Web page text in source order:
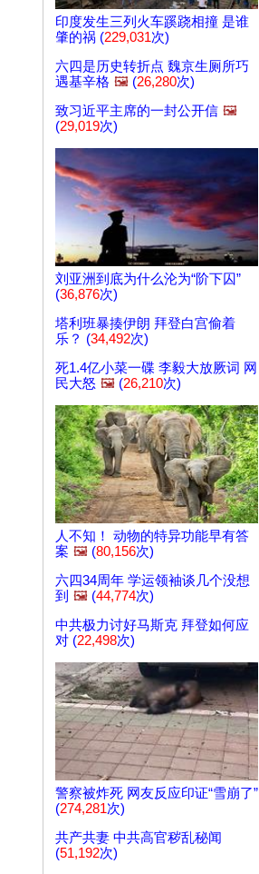
印度发生三列火车蹊跷相撞 是谁
肇的祸 (229,031次)
六四是历史转折点 魏京生厕所巧
遇基辛格 🖼️ (26,280次)
致习近平主席的一封公开信 🖼️
(29,019次)
刘亚洲到底为什么沦为“阶下囚”
(36,876次)
塔利班暴揍伊朗 拜登白宫偷着
乐？ (34,492次)
死1.4亿小菜一碟 李毅大放厥词 网
民大怒 🖼️ (26,210次)
人不知！ 动物的特异功能早有答
案 🖼️ (80,156次)
六四34周年 学运领袖谈几个没想
到 🖼️ (44,774次)
中共极力讨好马斯克 拜登如何应
对 (22,498次)
警察被炸死 网友反应印证“雪崩了”
(274,281次)
共产共妻 中共高官秽乱秘闻
(51,192次)